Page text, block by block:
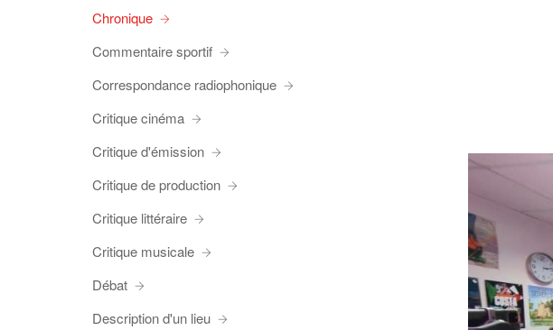
Chronique
Commentaire sportif
Correspondance radiophonique
Critique cinéma
Critique d'émission
Critique de production
Critique littéraire
Critique musicale
Débat
Description d'un lieu